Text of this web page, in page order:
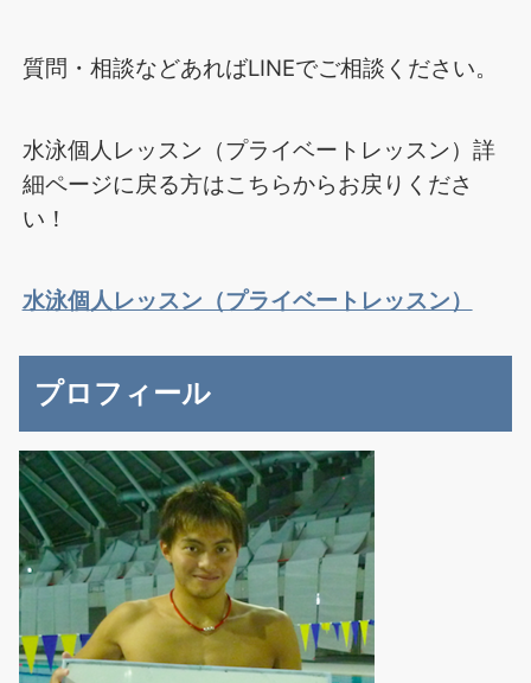
質問・相談などあればLINEでご相談ください。
水泳個人レッスン（プライベートレッスン）詳
細ページに戻る方はこちらからお戻りくださ
い！
水泳個人レッスン（プライベートレッスン）
プロフィール